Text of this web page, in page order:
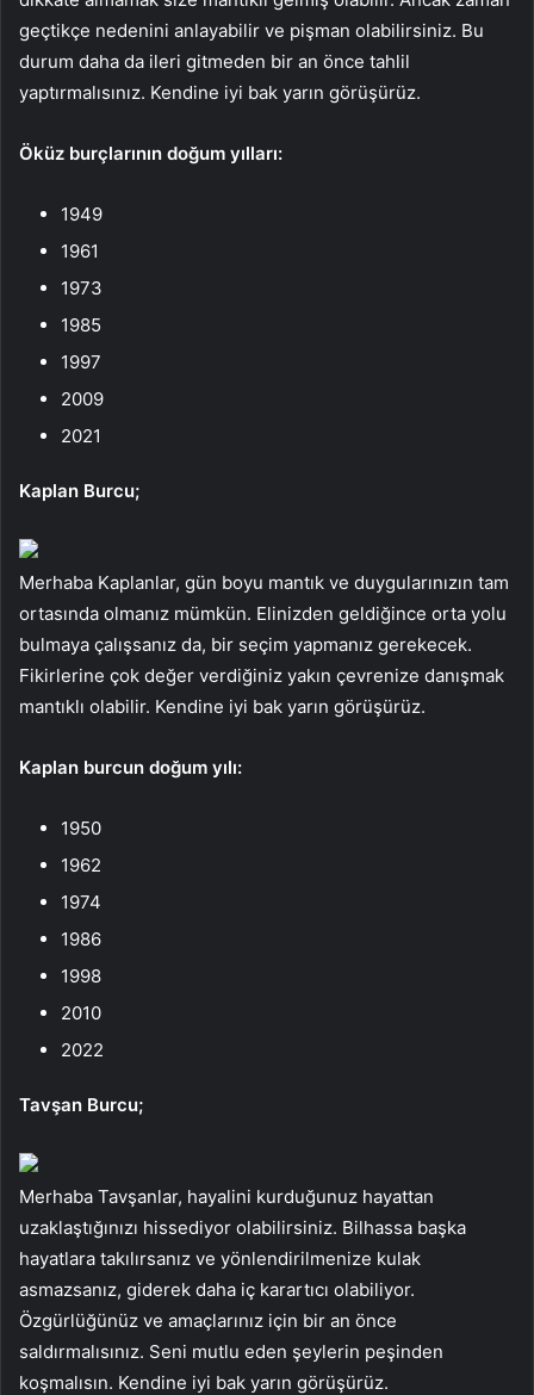
geçtikçe nedenini anlayabilir ve pişman olabilirsiniz. Bu
durum daha da ileri gitmeden bir an önce tahlil
yaptırmalısınız. Kendine iyi bak yarın görüşürüz.
Öküz burçlarının doğum yılları:
1949
1961
1973
1985
1997
2009
2021
Kaplan Burcu;
Merhaba Kaplanlar, gün boyu mantık ve duygularınızın tam
ortasında olmanız mümkün. Elinizden geldiğince orta yolu
bulmaya çalışsanız da, bir seçim yapmanız gerekecek.
Fikirlerine çok değer verdiğiniz yakın çevrenize danışmak
mantıklı olabilir. Kendine iyi bak yarın görüşürüz.
Kaplan burcun doğum yılı:
1950
1962
1974
1986
1998
2010
2022
Tavşan Burcu;
Merhaba Tavşanlar, hayalini kurduğunuz hayattan
uzaklaştığınızı hissediyor olabilirsiniz. Bilhassa başka
hayatlara takılırsanız ve yönlendirilmenize kulak
asmazsanız, giderek daha iç karartıcı olabiliyor.
Özgürlüğünüz ve amaçlarınız için bir an önce
saldırmalısınız. Seni mutlu eden şeylerin peşinden
koşmalısın. Kendine iyi bak yarın görüşürüz.